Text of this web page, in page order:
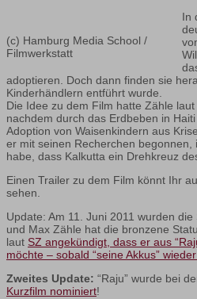
(c) Hamburg Media School /
Filmwerkstatt
In
adoptieren. Doch dann finden sie
Kinderhändlern entführt wurde.
Die Idee zu dem Film hatte Zähle laut
nachdem durch das Erdbeben in
Adoption von Waisenkindern aus
er mit seinen Recherchen
habe, dass Kalkutta ein Drehkreuz
Einen Trailer zu dem Film könnt Ihr
sehen.
Update: Am 11. Juni 2011 wurden
und Max Zähle hat die bronzene
laut SZ angekündigt, dass er aus
möchte – sobald “seine Akkus”
Zweites Update: “Raju” wurde bei
Kurzfilm nominiert!